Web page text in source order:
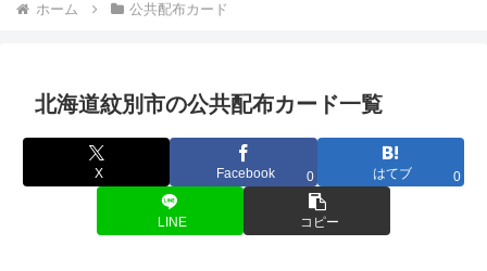
ホーム 公共配布カード
北海道紋別市の公共配布カード一覧
X Facebook 0 はてブ 0
LINE コピー